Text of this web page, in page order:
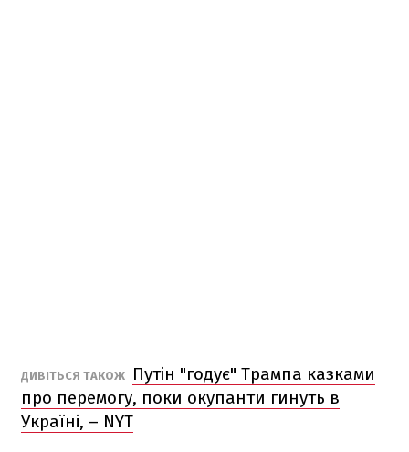
ДИВІТЬСЯ ТАКОЖ
Путін "годує" Трампа казками
про перемогу, поки окупанти гинуть в
Україні, – NYT